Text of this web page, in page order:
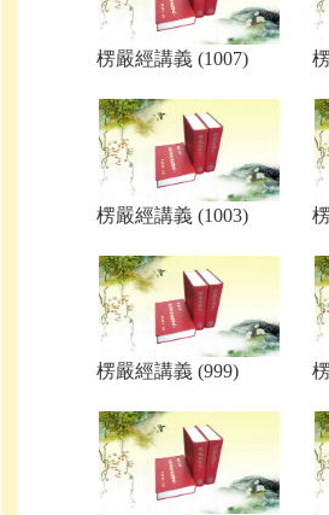
楞嚴經講義 (1007)
楞嚴經講義 (1003)
楞嚴經講義 (999)